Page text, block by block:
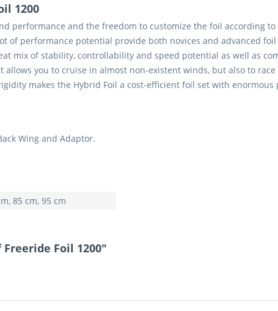
1200
performance and the freedom to customize the foil according
of performance potential provide both novices and advanced
mix of stability, controllability and speed potential as well as
you to cruise in almost non-existent winds, but also to
makes the Hybrid Foil a cost-efficient foil set with
Wing and Adaptor.
85 cm, 95 cm
Foil 1200"